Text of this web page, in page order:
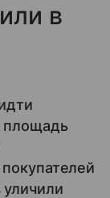
в
площадь